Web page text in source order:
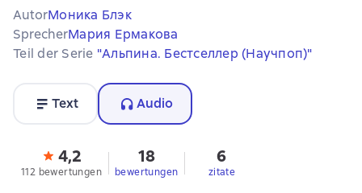
AutorМоника Блэк
SprecherМария Ермакова
Teil der Serie "Альпина. Бестселлер (Научпоп)"
Text Audio
4,2
112 bewertungen
18
bewertungen
6
zitate